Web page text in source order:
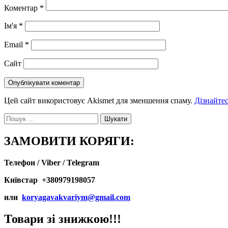
Коментар *
Ім'я *
Email *
Сайт
Цей сайт використовує Akismet для зменшення спаму.
Пошук:
ЗАМОВИТИ КОРЯГИ:
Телефон / Viber / Telegram
Київстар +380979198057
или koryagavakvariym@gmail.com
Товари зі знижкою!!!